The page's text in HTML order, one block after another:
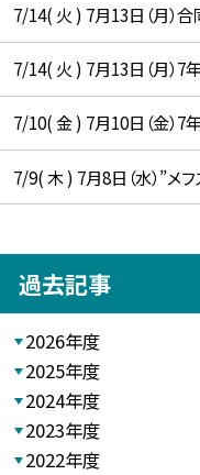
7/14( 火 ) 7月13日（月）
7/14( 火 ) 7月13日（月）7
7/10( 金 ) 7月10日（金）7
7/9( 木 ) 7月8日（水）”メ
過去記事
2026年度
2025年度
2024年度
2023年度
2022年度